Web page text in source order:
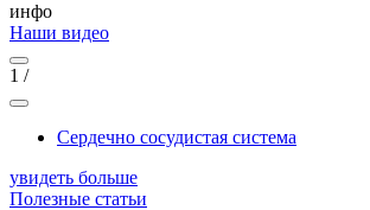
инфо
Наши видео
1 /
Сердечно сосудистая система
увидеть больше
Полезные статьи